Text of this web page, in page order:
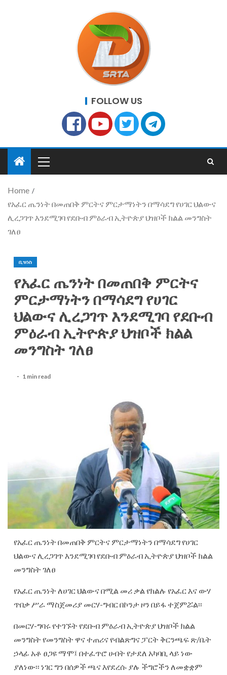
FOLLOW US
Home
የአፈር ጤንነት በመጠበቅ ምርትና ምርታማነትን በማሳደግ የሀገር ህልውና
ሊረጋገጥ እንደሚገባ የደቡብ ምዕራብ ኢትዮጵያ ህዝቦች ክልል መንግስት
ገለፀ
ቢዝነስ
የአፈር ጤንነት በመጠበቅ ምርትና
ምርታማነትን በማሳደግ የሀገር
ህልውና ሊረጋገጥ እንደሚገባ የደቡብ
ምዕራብ ኢትዮጵያ ህዝቦች ክልል
መንግስት ገለፀ
1 min read
የአፈር ጤንነት በመጠበቅ ምርትና ምርታማነትን በማሳደግ የሀገር
ህልውና ሊረጋገጥ እንደሚገባ የደቡብ ምዕራብ ኢትዮጵያ ህዝቦች ክልል
መንግስት ገለፀ
የአፈር ጤንነት ለሀገር ህልውና በሚል መሪ ቃል የክልሉ የአፈር እና ውሃ
ጥበቃ ሥራ ማስጀመሪያ መርሃ-ግብር በኮንታ ዞን በይፋ ተጀምሯል፡፡
በመርሃ-ግባሩ የተገኙት የደቡብ ምዕራብ ኢትዮጵያ ህዝቦች ክልል
መንግስት የመንግስት ዋና ተጠሪና የብልጽግና ፓርት ቅርንጫፍ ጽ/ቤት
ኃላፊ አቶ ፀጋዩ ማሞ፤ በተፈጥሮ ሀብት የታደለ አካባቢ ላይ ነው
ያለነው፡፡ ነገር ግን በሰዎች ጫና እየደረሱ ያሉ ችግሮችን ለመቋቋም